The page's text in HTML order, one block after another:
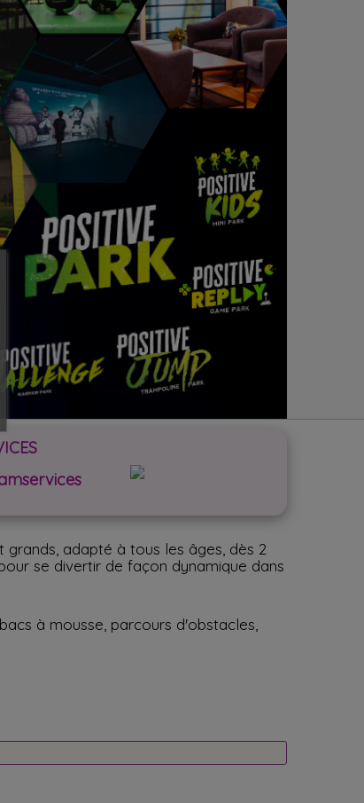
adapté à tous les âges, dès 2
se divertir de façon dynamique dans
à mousse, parcours d'obstacles,